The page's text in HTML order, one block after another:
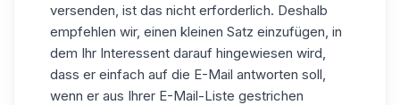
versenden, ist das nicht erforderlich. Deshalb
empfehlen wir, einen kleinen Satz einzufügen, in
dem Ihr Interessent darauf hingewiesen wird,
dass er einfach auf die E-Mail antworten soll,
wenn er aus Ihrer E-Mail-Liste gestrichen